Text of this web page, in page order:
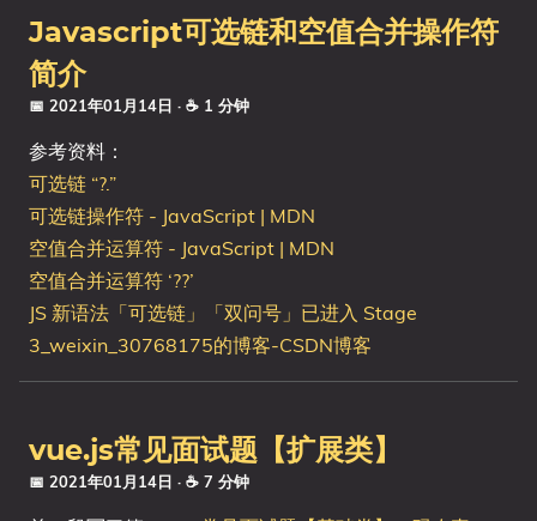
Javascript可选链和空值合并操作符
简介
📅 2021年01月14日 · ☕ 1 分钟
参考资料：
可选链 “?.”
可选链操作符 - JavaScript | MDN
空值合并运算符 - JavaScript | MDN
空值合并运算符 ‘??’
JS 新语法「可选链」「双问号」已进入 Stage
3_weixin_30768175的博客-CSDN博客
vue.js常见面试题【扩展类】
📅 2021年01月14日 · ☕ 7 分钟